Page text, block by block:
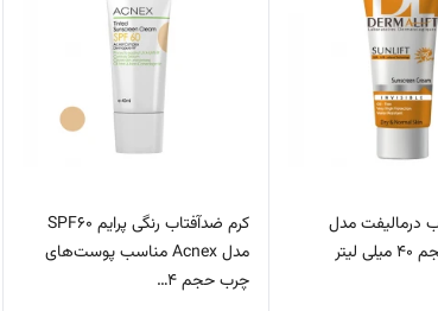
درمالیفت مدل
کرم ضدآفتاب رنگی پرایم SPF60
مدل Acnex مناسب پوست‌های
چرب حجم 4…